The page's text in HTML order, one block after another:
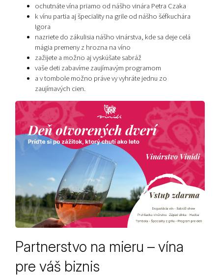
ochutnáte vína priamo od nášho vinára Petra Czaka
k vínu partia aj špeciality na grile od nášho šéfkuchára
Igora
nazriete do zákulisia nášho vinárstva, kde sa deje celá
mágia premeny z hrozna na víno
zažijete a možno aj vyskúšate sabráž
vaše deti zabavíme zaujímavým programom
a v tombole možno práve vy vyhráte jednu zo
zaujímavých cien.
Partnerstvo na mieru – vína
pre váš biznis